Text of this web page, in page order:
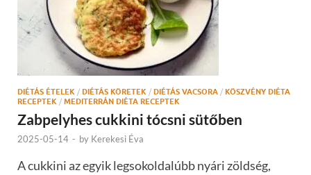
DIÉTÁS ÉTELEK / DIÉTÁS KÖRETEK / DIÉTÁS VACSORA / KÖSZVÉNY DIÉTA
RECEPTEK / MEDITERRÁN DIÉTA RECEPTEK
Zabpelyhes cukkini tócsni sütőben
2025-05-14 - by Kerekesi Éva
A cukkini az egyik legsokoldalúbb nyári zöldség,